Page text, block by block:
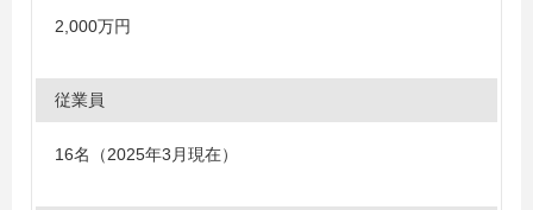
2,000万円
従業員
16名（2025年3月現在）